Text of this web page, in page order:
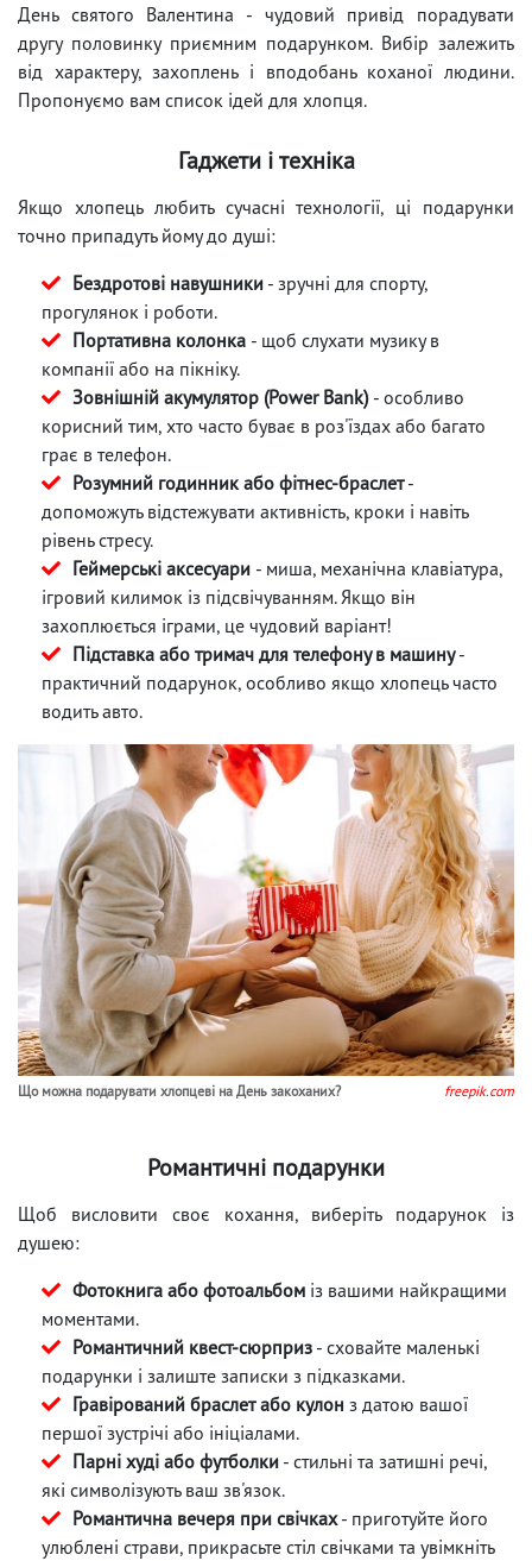
День святого Валентина - чудовий привід порадувати
другу половинку приємним подарунком. Вибір залежить
від характеру, захоплень і вподобань коханої людини.
Пропонуємо вам список ідей для хлопця.
Гаджети і техніка
Якщо хлопець любить сучасні технології, ці подарунки
точно припадуть йому до душі:
Бездротові навушники - зручні для спорту,
прогулянок і роботи.
Портативна колонка - щоб слухати музику в
компанії або на пікніку.
Зовнішній акумулятор (Power Bank) - особливо
корисний тим, хто часто буває в роз'їздах або багато
грає в телефон.
Розумний годинник або фітнес-браслет-
допоможуть відстежувати активність, кроки і навіть
рівень стресу.
Геймерські аксесуари - миша, механічна клавіатура,
ігровий килимок із підсвічуванням. Якщо він
захоплюється іграми, це чудовий варіант!
Підставка або тримач для телефону в машину-
практичний подарунок, особливо якщо хлопець часто
водить авто.
Що можна подарувати хлопцеві на День закоханих? freepik.com
Романтичні подарунки
Щоб висловити своє кохання, виберіть подарунок із
душею:
Фотокнига або фотоальбом із вашими найкращими
моментами.
Романтичний квест-сюрприз - сховайте маленькі
подарунки і залиште записки з підказками.
Гравірований браслет або кулон з датою вашої
першої зустрічі або ініціалами.
Парні худі або футболки - стильні та затишні речі,
які символізують ваш зв'язок.
Романтична вечеря при свічках- приготуйте його
улюблені страви, прикрасьте стіл свічками та увімкніть